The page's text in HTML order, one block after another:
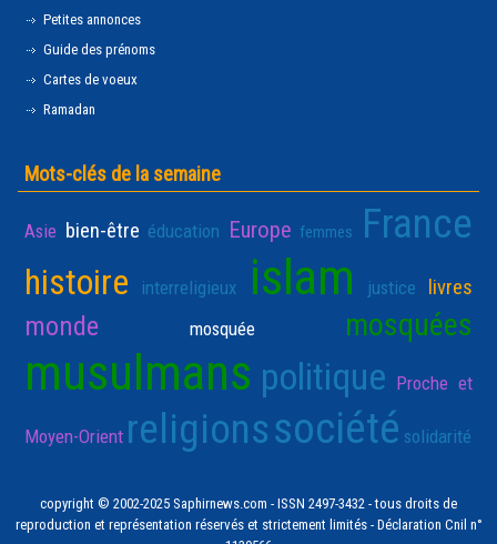
Petites annonces
Guide des prénoms
Cartes de voeux
Ramadan
Mots-clés de la semaine
Asie bien-être éducation Europe femmes France
histoire interreligieux islam justice livres
monde mosquée mosquées
musulmans politique Proche et
Moyen-Orient religionssociété solidarité
copyright © 2002-2025 Saphirnews.com - ISSN 2497-3432 - tous droits de
reproduction et représentation réservés et strictement limités - Déclaration Cnil n°